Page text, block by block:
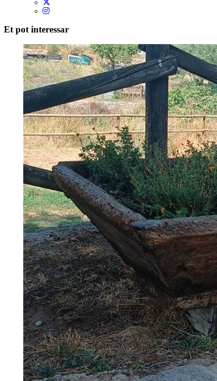
Et pot interessar